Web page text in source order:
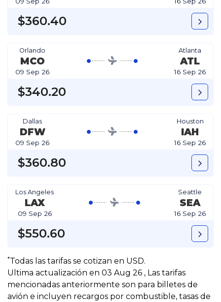
$360.40
Orlando
MCO
09 Sep 26
Atlanta
ATL
16 Sep 26
$340.20
Dallas
DFW
09 Sep 26
Houston
IAH
16 Sep 26
$360.80
Los Angeles
LAX
09 Sep 26
Seattle
SEA
16 Sep 26
$550.60
*Todas las tarifas se cotizan en USD.
Ultima actualización en 03 Aug 26 , Las tarifas
mencionadas anteriormente son para billetes de
avión e incluyen recargos por combustible, tasas de